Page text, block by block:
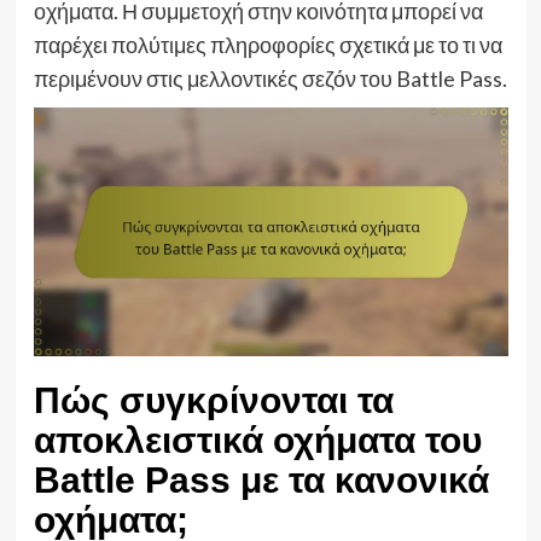
οχήματα. Η συμμετοχή στην κοινότητα μπορεί να
παρέχει πολύτιμες πληροφορίες σχετικά με το τι να
περιμένουν στις μελλοντικές σεζόν του Battle Pass.
Πώς συγκρίνονται τα
αποκλειστικά οχήματα του
Battle Pass με τα κανονικά
οχήματα;